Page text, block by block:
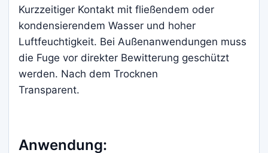
Kurzzeitiger Kontakt mit fließendem oder
kondensierendem Wasser und hoher
Luftfeuchtigkeit. Bei Außenanwendungen muss
die Fuge vor direkter Bewitterung geschützt
werden. Nach dem Trocknen
Transparent.
Anwendung: